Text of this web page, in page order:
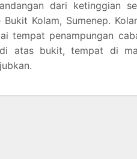
dari ketinggian
Kolam, Sumenep.
tempat penampungan
atas bukit, tempat di